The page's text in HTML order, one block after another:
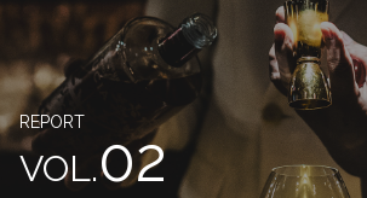
REPORT
VOL.02